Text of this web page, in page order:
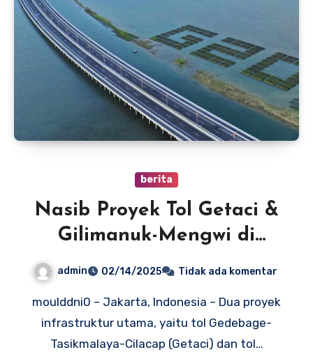
berita
Nasib Proyek Tol Getaci &
Gilimanuk-Mengwi di
admin 02/14/2025 Tidak ada komentar
moulddni0 – Jakarta, Indonesia – Dua proyek
infrastruktur utama, yaitu tol Gedebage-
Tasikmalaya-Cilacap (Getaci) dan tol…